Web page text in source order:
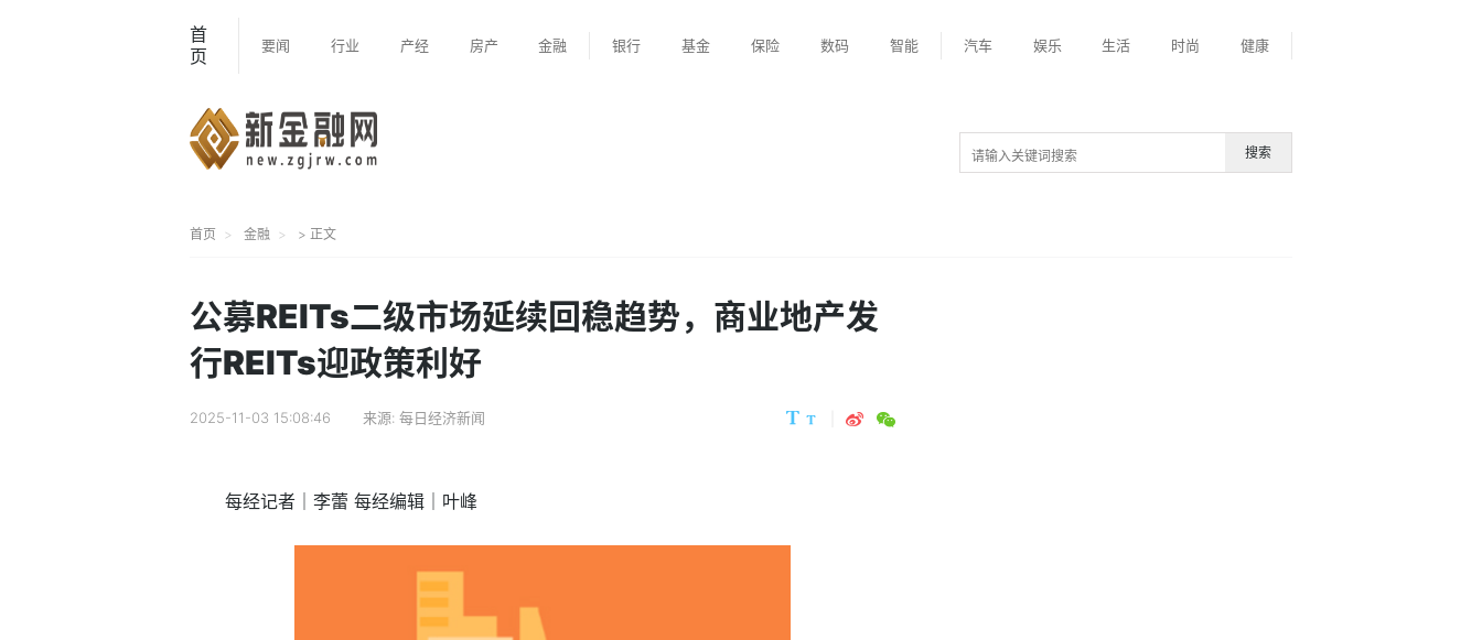
首
页
要闻 行业 产经 房产 金融 银行 基金 保险 数码 智能 汽车 娱乐 生活 时尚 健康
搜索
首页 金融 > 正文
公募REITs二级市场延续回稳趋势，商业地产发
行REITs迎政策利好
2025-11-03 15:08:46 来源: 每日经济新闻
每经记者｜李蕾 每经编辑｜叶峰